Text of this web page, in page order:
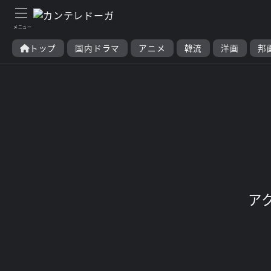
トップ 国内ドラマ アニメ 韓流 洋画 邦
ア